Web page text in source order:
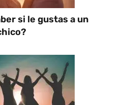
si le gustas a un